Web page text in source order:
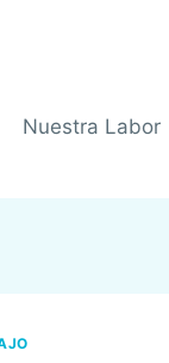
Nuestra Labor